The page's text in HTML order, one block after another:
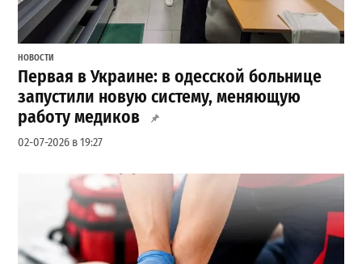
НОВОСТИ
Первая в Украине: в одесской больнице
запустили новую систему, меняющую
работу медиков
02-07-2026 в 19:27